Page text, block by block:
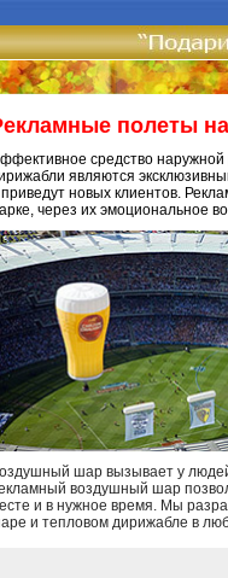
полеты
средство
являются
новых клиентов.
через их эмоциональное
шар вызывает у
воздушный шар
и в нужное время. Мы
и тепловом дирижабле в